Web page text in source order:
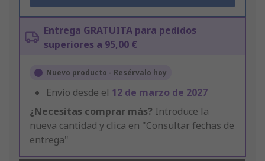
Entrega GRATUITA para pedidos
superiores a 95,00 €
Nuevo producto - Resérvalo hoy
Envío desde el 12 de marzo de 2027
¿Necesitas comprar más? Introduce la
nueva cantidad y clica en "Consultar fechas de
entrega"